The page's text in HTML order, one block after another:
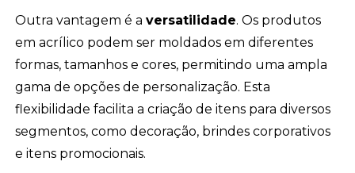
Outra vantagem é aversatilidade. Os produtos
em acrílico podem ser moldados em diferentes
formas, tamanhos e cores, permitindo uma ampla
gama de opções de personalização. Esta
flexibilidade facilita a criação de itens para diversos
segmentos, como decoração, brindes corporativos
e itens promocionais.